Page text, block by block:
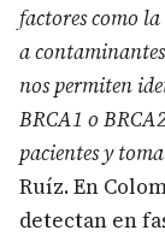
factores como
a
nos permiten
BRCA1 o
pacientes y
Ruíz. En
detectan en